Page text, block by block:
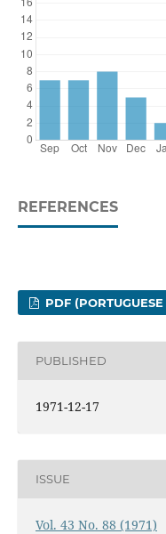
REFERENCES
PDF
PUBLISHED
1971-12-17
ISSUE
Vol. 43 No. 88 (1971)